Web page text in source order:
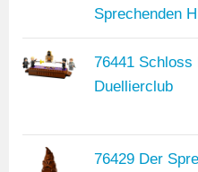
Sprechenden
76441 Schloss
Duellierclub
76429 Der